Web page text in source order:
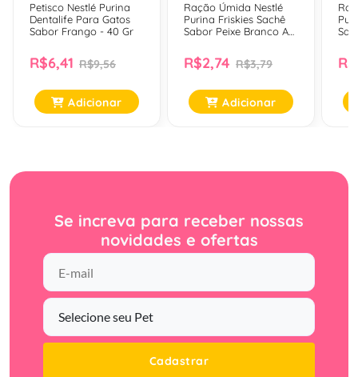
Petisco Nestlé Purina
Dentalife Para Gatos
Sabor Frango - 40 Gr
R$6,41 R$9,56
Adicionar
Ração Úmida Nestlé
Purina Friskies Sachê
Sabor Peixe Branco Ao
Adultos - 85 Gr
R$2,74 R$3,79
Adicionar
Se increva para receber nossas
novidades e ofertas
Cadastrar